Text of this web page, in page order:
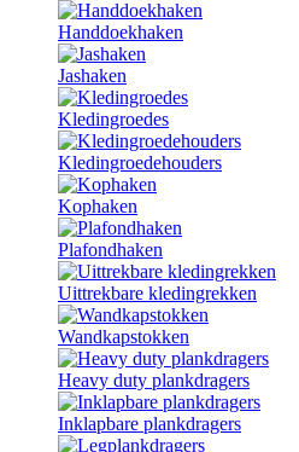
Handdoekhaken
Jashaken
Kledingroedes
Kledingroedehouders
Kophaken
Plafondhaken
Uittrekbare kledingrekken
Wandkapstokken
Heavy duty plankdragers
Inklapbare plankdragers